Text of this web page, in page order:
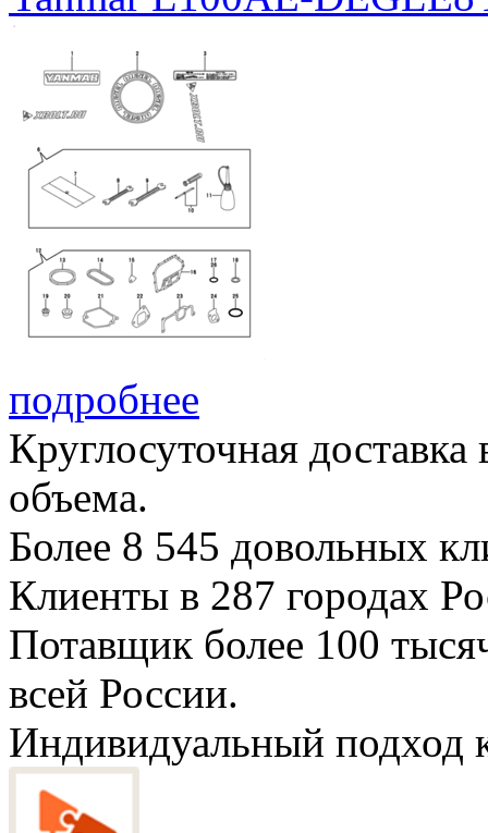
подробнее
Круглосуточная
объема.
Более 8 545 довольных
Клиенты в 287 городах
Потавщик более 100
всей России.
Индивидуальный подход